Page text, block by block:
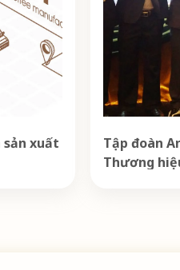
xuất
Tập đoàn
Thương